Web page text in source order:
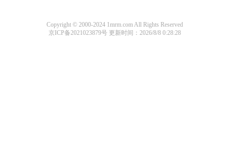
Copyright © 2000-2024 1mrm.com All Rights Reserved
京ICP备2021023879号 更新时间：2026/8/8 0:28:28